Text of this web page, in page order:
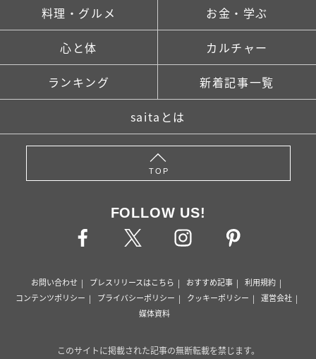
料理・グルメ お金・学ぶ
心と体 カルチャー
ランキング 新着記事一覧
saitaとは
TOP
FOLLOW US!
お問い合わせ プレスリリースはこちら おすすめ記事
利用規約
コンテンツポリシー
プライバシーポリシー クッキーポリシー
運営会社
媒体資料
このサイトに掲載された記事の無断転載を禁じます。